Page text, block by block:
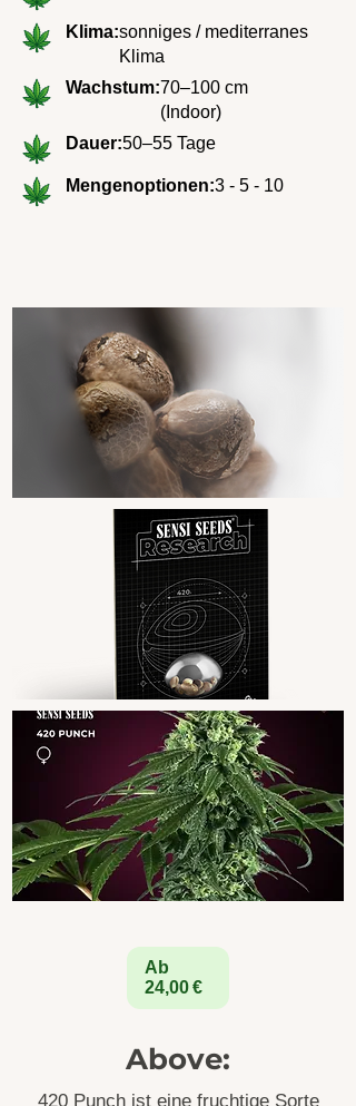
Klima:sonniges / mediterranes
Klima
Wachstum:70–100 cm
(Indoor)
Dauer:50–55 Tage
Mengenoptionen:3 - 5 - 10
Ab
24,00 €
Above:
420 Punch ist eine fruchtige Sorte